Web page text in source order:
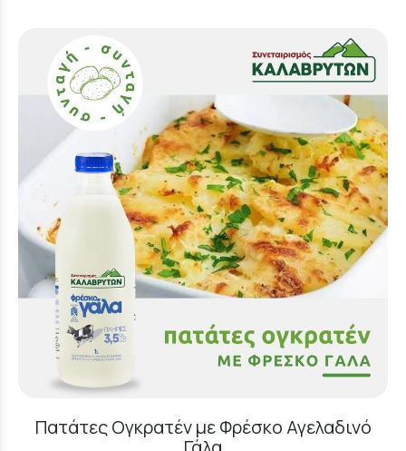
Πατάτες Ογκρατέν με Φρέσκο Αγελαδινό